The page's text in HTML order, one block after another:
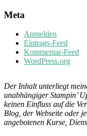
Meta
Anmelden
Eintrags-Feed
Kommentar-Feed
WordPress.org
Der Inhalt unterliegt
unabhängiger Stampin’
keinen Einfluss auf die
Blog, der Webseite oder
angebotenen Kurse,